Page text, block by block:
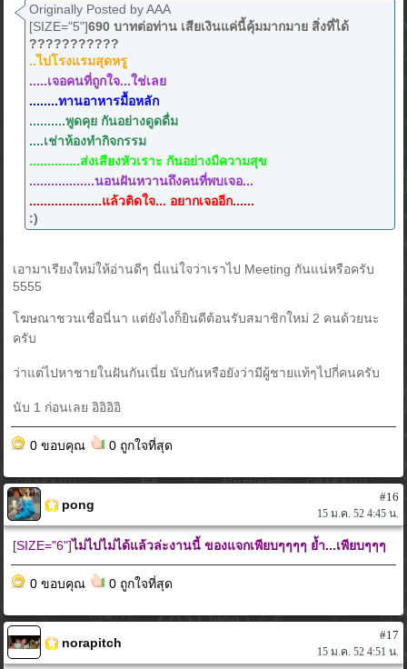
Originally Posted by AAA
[SIZE="5"]690 บาทต่อท่าน เสียเงินแค่นี้คุ้มมากมาย สิ่งที่ได้
???????????
..ไปโรงแรมสุดหรู
.....เจอคนที่ถูกใจ...ใช่เลย
........ทานอาหารมื้อหลัก
..........พูดคุย กันอย่างดูดดื่ม
....เช่าห้องทำกิจกรรม
..............ส่งเสียงหัวเราะ กันอย่างมีความสุข
..................นอนฝันหวานถึงคนที่พบเจอ...
....................แล้วติดใจ... อยากเจออีก......
:)
เอามาเรียงใหม่ให้อ่านดีๆ นี่แน่ใจว่าเราไป Meeting กันแน่หรือครับ
5555
โฆษณาชวนเชื่อนี่นา แต่ยังไงก็ยินดีต้อนรับสมาชิกใหม่ 2 คนด้วยนะ
ครับ
ว่าแต่ไปหาชายในฝันกันเนี่ย นับกันหรือยังว่ามีผู้ชายแท้ๆไปกี่คนครับ
นับ 1 ก่อนเลย อิอิอิอิ
0 ขอบคุณ 0 ถูกใจที่สุด
pong
#16
15 ม.ค. 52 4:45 น.
[SIZE="6"]ไม่ไปไม่ได้แล้วล่ะงานนี้ ของแจกเพียบๆๆๆๆ ย้ำ...เพียบๆๆๆ
0 ขอบคุณ 0 ถูกใจที่สุด
norapitch
#17
15 ม.ค. 52 4:51 น.